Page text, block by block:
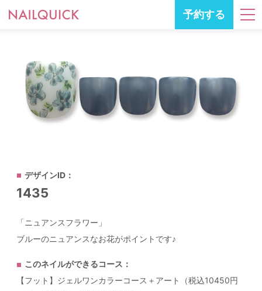
予約する
デザインID：
1435
「ニュアンスフラワー」
ブルーのニュアンスなお花がポイントです♪
このネイルができるコース：
【フット】ジェルワンカラーコース＋アート（税込10450円